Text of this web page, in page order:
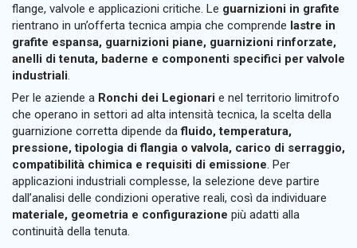
flange, valvole e applicazioni critiche. Le guarnizioni in grafite
rientrano in un’offerta tecnica ampia che comprende lastre in
grafite espansa, guarnizioni piane, guarnizioni rinforzate,
anelli di tenuta, baderne e componenti specifici per valvole
industriali
Per le aziende a Ronchi dei Legionari e nel territorio limitrofo
che operano in settori ad alta intensità tecnica, la scelta della
guarnizione corretta dipende dafluido, temperatura,
pressione, tipologia di flangia o valvola, carico di serraggio,
compatibilità chimica e requisiti di emissione. Per
applicazioni industriali complesse, la selezione deve partire
dall’analisi delle condizioni operative reali, così da individuare
materiale, geometria e configurazione più adatti alla
continuità della tenuta.